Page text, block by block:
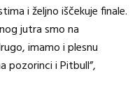
i željno iščekuje finale.
jutra smo na
imamo i plesnu
pozorinci i Pitbull”,